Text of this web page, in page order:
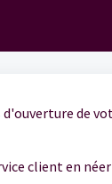
de
client en